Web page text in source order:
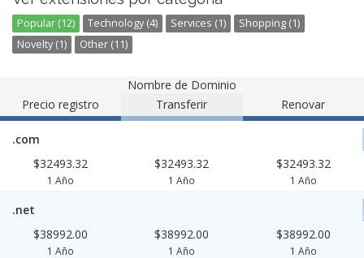
Popular (12) Technology (4) Services (1)
Shopping (1)
Novelty (1)
Other (11)
Nombre de Dominio
Precio registro
Transferir Renovar
.com
$32493.32
1 Año
$32493.32
1 Año
$32493.32
1 Año
.net
$38992.00
1 Año
$38992.00
1 Año
$38992.00
1 Año